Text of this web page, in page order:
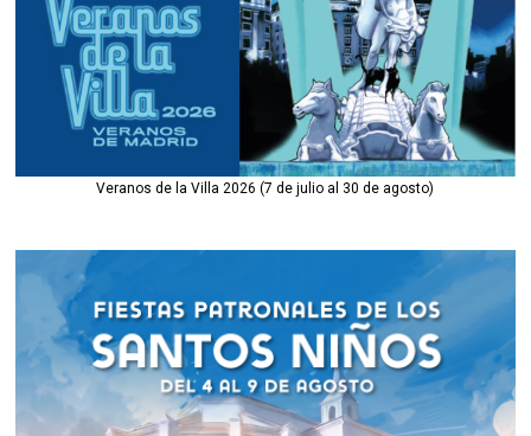
Veranos de la Villa 2026 (7 de julio al 30 de agosto)